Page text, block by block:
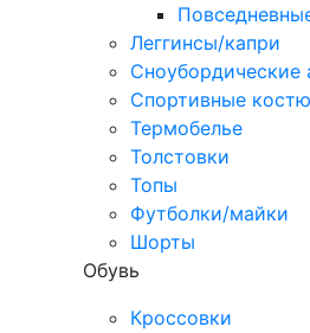
Леггинсы/капри
Сноубордические
Спортивные
Термобелье
Толстовки
Топы
Футболки/майки
Шорты
Обувь
Кроссовки